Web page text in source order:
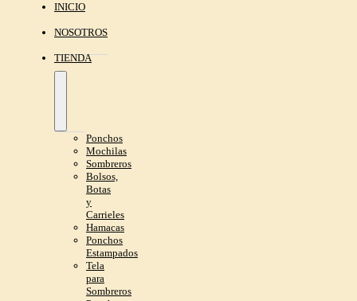
INICIO
NOSOTROS
TIENDA
Ponchos
Mochilas
Sombreros
Bolsos,
Botas
y
Carrieles
Hamacas
Ponchos
Estampados
Tela
para
Sombreros